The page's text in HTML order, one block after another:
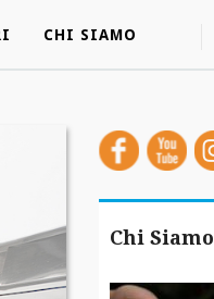
CHI SIAMO
CHI SIAMO
Chi Siamo